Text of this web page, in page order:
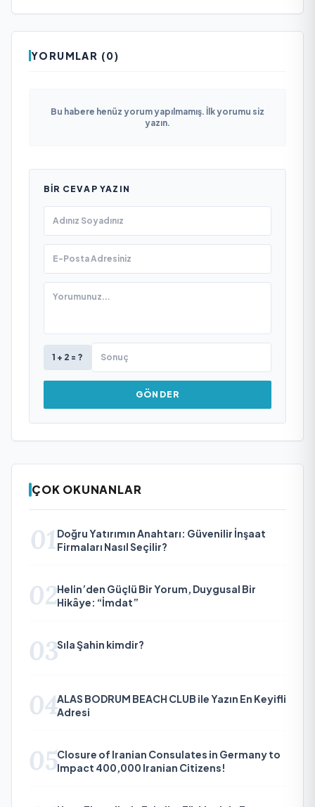
YORUMLAR (0)
Bu habere henüz yorum yapılmamış. İlk yorumu siz
yazın.
BIR CEVAP YAZIN
1 + 2 = ?
GÖNDER
ÇOK OKUNANLAR
01 Doğru Yatırımın Anahtarı: Güvenilir İnşaat
Firmaları Nasıl Seçilir?
02Helin’den Güçlü Bir Yorum, Duygusal Bir
Hikâye: “İmdat”
03Sıla Şahin kimdir?
04ALAS BODRUM BEACH CLUB ile Yazın En Keyifli
Adresi
05Closure of Iranian Consulates in Germany to
Impact 400,000 Iranian Citizens!